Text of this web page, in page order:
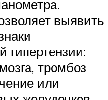
выявить
гипертензии:
тромбоз
или